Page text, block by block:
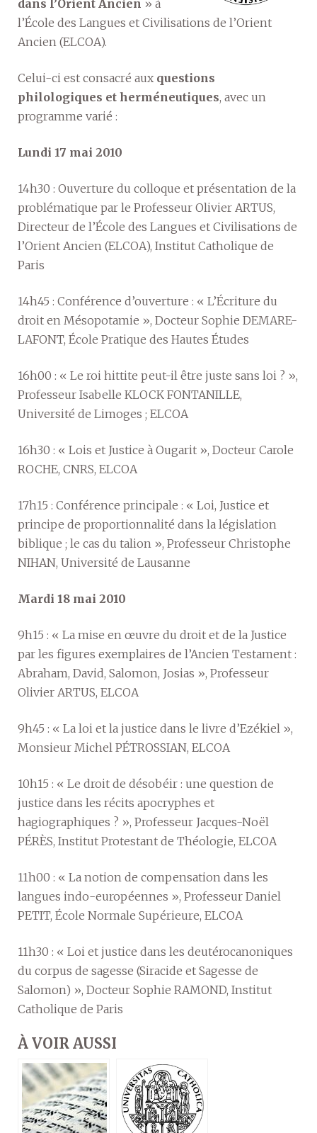
dans l’Orient Ancien » à
l’École des Langues et Civilisations de l’Orient
Ancien (ELCOA).
Celui-ci est consacré aux questions
philologiques et herméneutiques, avec un
programme varié :
Lundi 17 mai 2010
14h30 : Ouverture du colloque et présentation de la
problématique par le Professeur Olivier ARTUS,
Directeur de l’École des Langues et Civilisations de
l’Orient Ancien (ELCOA), Institut Catholique de
Paris
14h45 : Conférence d’ouverture : « L’Écriture du
droit en Mésopotamie », Docteur Sophie DEMARE-
LAFONT, École Pratique des Hautes Études
16h00 : « Le roi hittite peut-il être juste sans loi ? »,
Professeur Isabelle KLOCK FONTANILLE,
Université de Limoges ; ELCOA
16h30 : « Lois et Justice à Ougarit », Docteur Carole
ROCHE, CNRS, ELCOA
17h15 : Conférence principale : « Loi, Justice et
principe de proportionnalité dans la législation
biblique ; le cas du talion », Professeur Christophe
NIHAN, Université de Lausanne
Mardi 18 mai 2010
9h15 : « La mise en œuvre du droit et de la Justice
par les figures exemplaires de l’Ancien Testament :
Abraham, David, Salomon, Josias », Professeur
Olivier ARTUS, ELCOA
9h45 : « La loi et la justice dans le livre d’Ezékiel »,
Monsieur Michel PÉTROSSIAN, ELCOA
10h15 : « Le droit de désobéir : une question de
justice dans les récits apocryphes et
hagiographiques ? », Professeur Jacques-Noël
PÉRÈS, Institut Protestant de Théologie, ELCOA
11h00 : « La notion de compensation dans les
langues indo-européennes », Professeur Daniel
PETIT, École Normale Supérieure, ELCOA
11h30 : « Loi et justice dans les deutérocanoniques
du corpus de sagesse (Siracide et Sagesse de
Salomon) », Docteur Sophie RAMOND, Institut
Catholique de Paris
À VOIR AUSSI